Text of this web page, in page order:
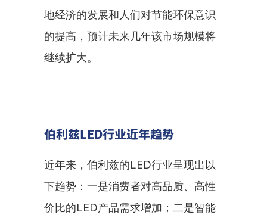
地经济的发展和人们对节能环保意识
的提高，预计未来几年该市场规模将
继续扩大。
伯利兹LED行业近年趋势
近年来，伯利兹的LED行业呈现出以
下趋势：一是消费者对高品质、高性
价比的LED产品需求增加；二是智能